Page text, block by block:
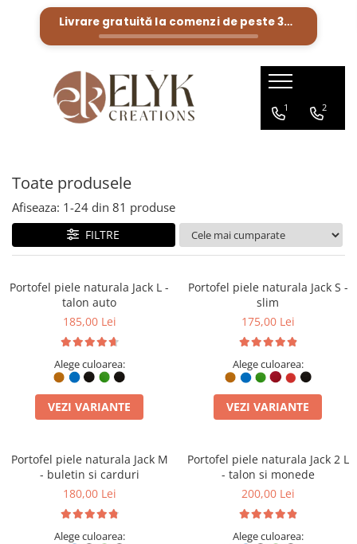
Portofele barbati
Bratari Piele
Genti femei
Portofele femei
Livrare gratuită la comenzi de peste300 Lei
1 2
Toate produsele
Afiseaza: 1-24 din 81 produse
FILTRE
Portofel piele naturala Jack L -
talon auto
185,00 Lei
Alege culoarea:
VEZI VARIANTE
Portofel piele naturala Jack S -
slim
175,00 Lei
Alege culoarea:
VEZI VARIANTE
Portofel piele naturala Jack M
- buletin si carduri
180,00 Lei
Alege culoarea:
Portofel piele naturala Jack 2 L
- talon si monede
200,00 Lei
Alege culoarea: